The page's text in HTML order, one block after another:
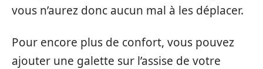
vous n’aurez donc aucun mal à les déplacer.
Pour encore plus de confort, vous pouvez
ajouter une galette sur l’assise de votre